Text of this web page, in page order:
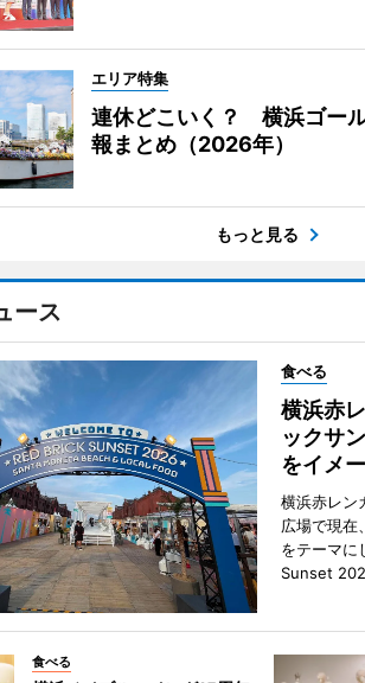
エリア特集
連休どこいく？ 横浜ゴー
報まとめ（2026年）
もっと見る
ース
食べる
横浜赤
ックサ
をイメ
横浜赤レン
広場で現在
をテーマに
Sunset
食べる